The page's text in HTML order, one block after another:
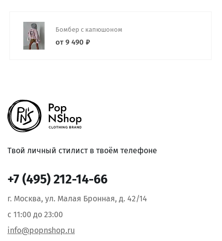
Бомбер с капюшоном
от 9 490 ₽
Твой личный стилист в твоём телефоне
+7 (495) 212-14-66
г. Москва, ул. Малая Бронная, д. 42/14
с 11:00 до 23:00
info@popnshop.ru